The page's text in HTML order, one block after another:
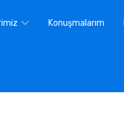
Konuşmalarım